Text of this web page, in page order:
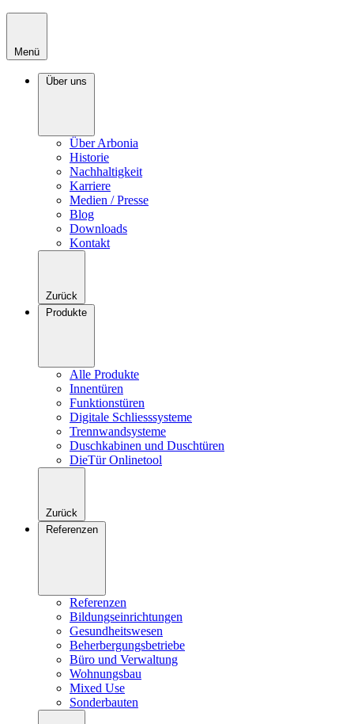
Menü
Über uns
Über Arbonia
Historie
Nachhaltigkeit
Karriere
Medien / Presse
Blog
Downloads
Kontakt
Zurück
Produkte
Alle Produkte
Innentüren
Funktionstüren
Digitale Schliesssysteme
Trennwandsysteme
Duschkabinen und Duschtüren
DieTür Onlinetool
Zurück
Referenzen
Referenzen
Bildungseinrichtungen
Gesundheitswesen
Beherbergungsbetriebe
Büro und Verwaltung
Wohnungsbau
Mixed Use
Sonderbauten